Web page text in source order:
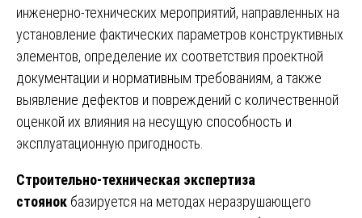
инженерно-технических мероприятий, направленных на
установление фактических параметров конструктивных
элементов, определение их соответствия проектной
документации и нормативным требованиям, а также
выявление дефектов и повреждений с количественной
оценкой их влияния на несущую способность и
эксплуатационную пригодность.
Строительно-техническая экспертиза
стоянок базируется на методах неразрушающего